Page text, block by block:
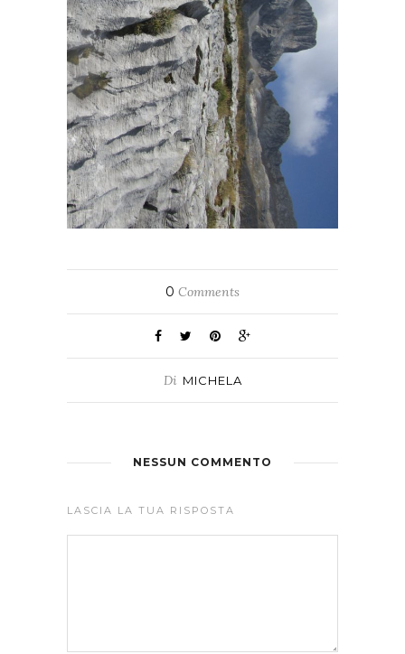
0 Comments
Di MICHELA
NESSUN COMMENTO
LASCIA LA TUA RISPOSTA